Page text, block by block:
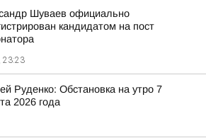
Шуваев официально
кандидатом на пост
23:23
Руденко: Обстановка на утро 7
2026 года